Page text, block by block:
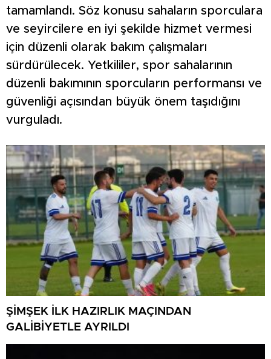
tamamlandı. Söz konusu sahaların sporculara
ve seyircilere en iyi şekilde hizmet vermesi
için düzenli olarak bakım çalışmaları
sürdürülecek. Yetkililer, spor sahalarının
düzenli bakımının sporcuların performansı ve
güvenliği açısından büyük önem taşıdığını
vurguladı.
ŞİMŞEK İLK HAZIRLIK MAÇINDAN
GALİBİYETLE AYRILDI